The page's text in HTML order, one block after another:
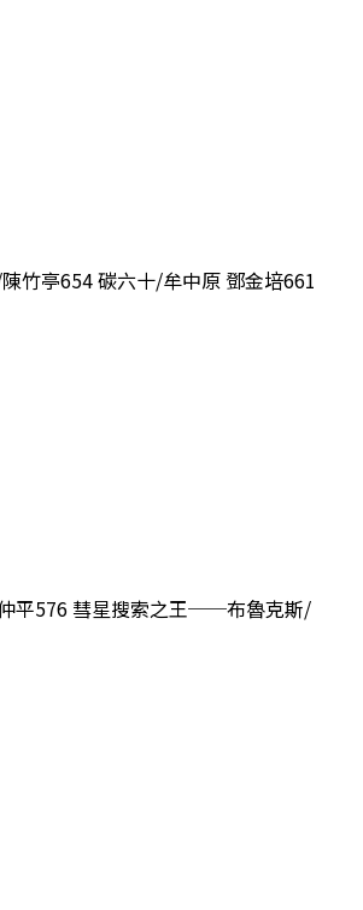
竹亭654 碳六十/牟中原 鄧金培661
平576 彗星搜索之王──布魯克斯/